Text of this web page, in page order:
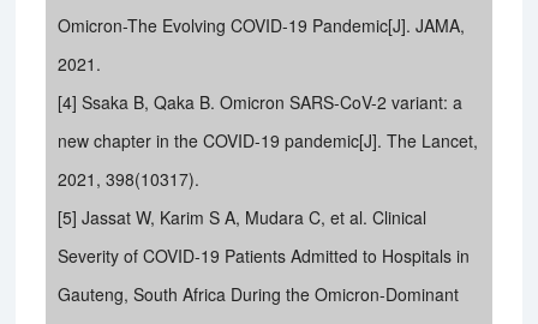
Omicron-The Evolving COVID-19 Pandemic[J]. JAMA,
2021.
[4] Ssaka B, Qaka B. Omicron SARS-CoV-2 variant: a
new chapter in the COVID-19 pandemic[J]. The Lancet,
2021, 398(10317).
[5] Jassat W, Karim S A, Mudara C, et al. Clinical
Severity of COVID-19 Patients Admitted to Hospitals in
Gauteng, South Africa During the Omicron-Dominant